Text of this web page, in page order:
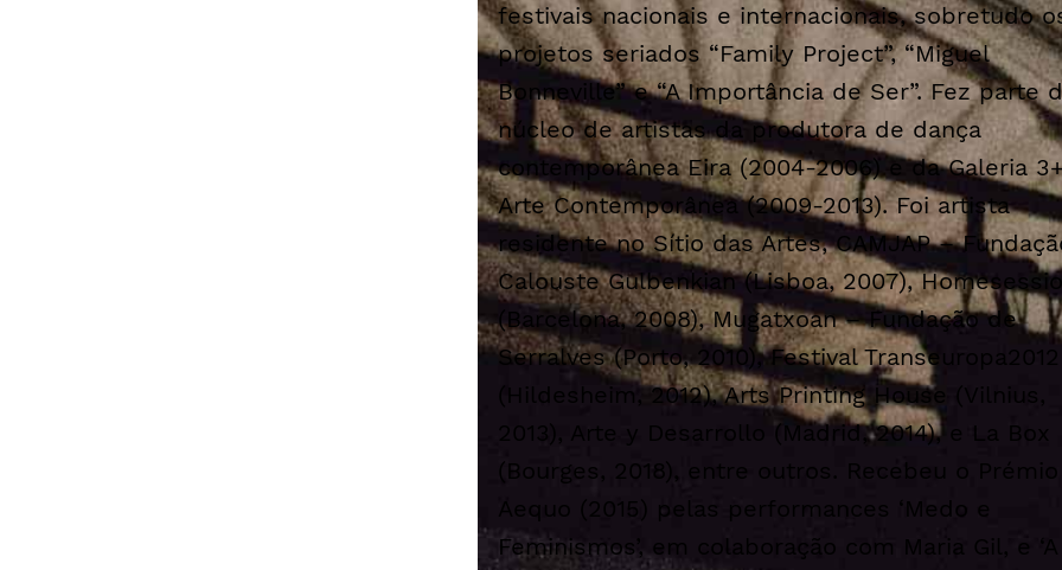
festivais nacionais e internacionais, sobretudo
projetos seriados “Family Project”, “Miguel
Bonneville” e “A Importância de Ser”. Fez parte
núcleo de artistas da produtora de dança
contemporânea Eira (2004-2006) e da Galeria
Arte Contemporânea (2009-2013). Foi artista
residente no Sítio das Artes, CAMJAP –
Calouste Gulbenkian (Lisboa, 2007),
(Barcelona, 2008), Mugatxoan – Fundação de
Serralves (Porto, 2010), Festival Transeuropa2012
(Hildesheim, 2012), Arts Printing House (Vilnius,
2013), Arte y Desarrollo (Madrid, 2014), e La Box
(Bourges, 2018), entre outros. Recebeu o
Aequo (2015) pelas performances ‘Medo e
Feminismos’, em colaboração com Maria Gil, e ‘A